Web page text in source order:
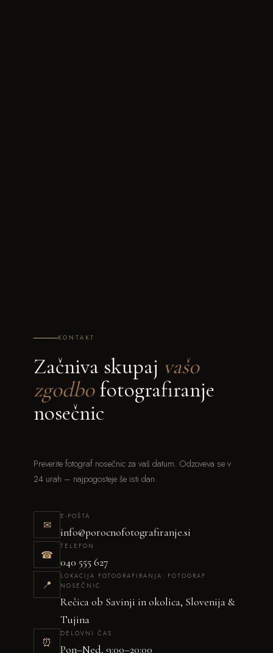
KONTAKT
Začniva skupaj vašo
zgodbofotografiranje
nosečnic
Preverite fotograf nosečnic za vaš datum. Odzoveva se v
24 urah – najpogosteje še isti dan.
✉
E-POŠTA
info@porocnofotografiranje.si
☎
TELEFON
040 555 627
📍
LOKACIJA FOTOGRAFIRANJA: FOTOGRAF
NOSEČNIC
Rečica ob Savinji in okolica, Slovenija &
Tujina
⏰
DELOVNI ČAS
Pon–Ned, 9:00–20:00